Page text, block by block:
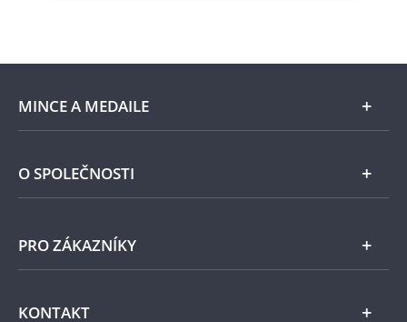
MINCE A MEDAILE
E-shop
Stříbro
O SPOLEČNOSTI
PRO ZÁKAZNÍKY
Všeobecné obchodní podmínky
KONTAKT